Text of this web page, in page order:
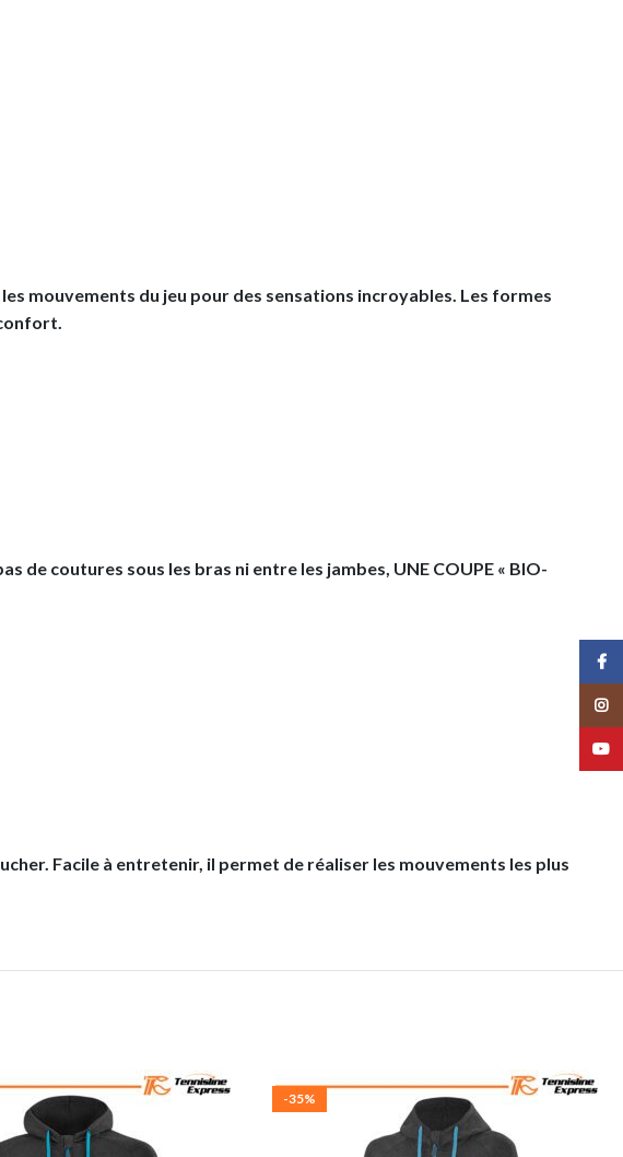
mouvements du jeu pour des sensations incroyables. Les formes
de coutures sous les bras ni entre les jambes, UNE COUPE « BIO-
Facile à entretenir, il permet de réaliser les mouvements les plus
-35%